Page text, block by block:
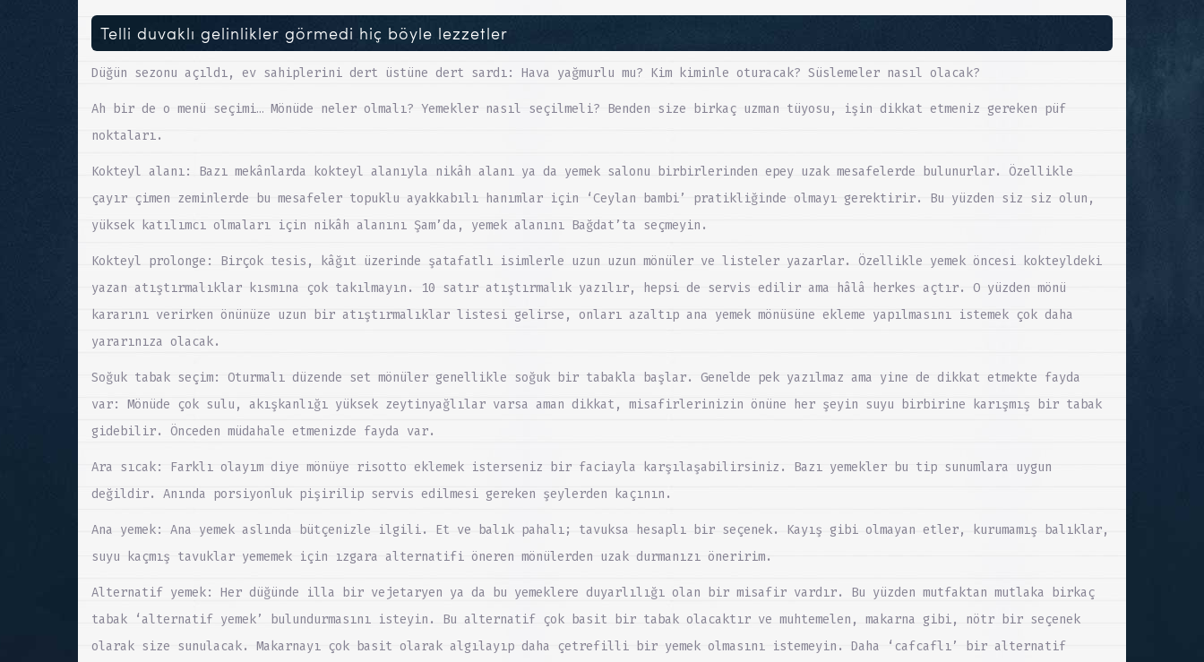
Telli duvaklı gelinlikler görmedi hiç böyle lezzetler
Düğün sezonu açıldı, ev sahiplerini dert üstüne dert sardı: Hava yağmurlu mu? Kim kiminle oturacak? Süslemeler nasıl olacak?
Ah bir de o menü seçimi… Mönüde neler olmalı? Yemekler nasıl seçilmeli? Benden size birkaç uzman tüyosu, işin dikkat etmeniz gereken püf
noktaları.
Kokteyl alanı: Bazı mekânlarda kokteyl alanıyla nikâh alanı ya da yemek salonu birbirlerinden epey uzak mesafelerde bulunurlar. Özellikle
çayır çimen zeminlerde bu mesafeler topuklu ayakkabılı hanımlar için ‘Ceylan bambi’ pratikliğinde olmayı gerektirir. Bu yüzden siz siz olun,
yüksek katılımcı olmaları için nikâh alanını Şam’da, yemek alanını Bağdat’ta seçmeyin.
Kokteyl prolonge: Birçok tesis, kâğıt üzerinde şatafatlı isimlerle uzun uzun mönüler ve listeler yazarlar. Özellikle yemek öncesi kokteyldeki
yazan atıştırmalıklar kısmına çok takılmayın. 10 satır atıştırmalık yazılır, hepsi de servis edilir ama hâlâ herkes açtır. O yüzden mönü
kararını verirken önünüze uzun bir atıştırmalıklar listesi gelirse, onları azaltıp ana yemek mönüsüne ekleme yapılmasını istemek çok daha
yararınıza olacak.
Soğuk tabak seçim: Oturmalı düzende set mönüler genellikle soğuk bir tabakla başlar. Genelde pek yazılmaz ama yine de dikkat etmekte fayda
var: Mönüde çok sulu, akışkanlığı yüksek zeytinyağlılar varsa aman dikkat, misafirlerinizin önüne her şeyin suyu birbirine karışmış bir tabak
gidebilir. Önceden müdahale etmenizde fayda var.
Ara sıcak: Farklı olayım diye mönüye risotto eklemek isterseniz bir faciayla karşılaşabilirsiniz. Bazı yemekler bu tip sunumlara uygun
değildir. Anında porsiyonluk pişirilip servis edilmesi gereken şeylerden kaçının.
Ana yemek: Ana yemek aslında bütçenizle ilgili. Et ve balık pahalı; tavuksa hesaplı bir seçenek. Kayış gibi olmayan etler, kurumamış balıklar,
suyu kaçmış tavuklar yememek için ızgara alternatifi öneren mönülerden uzak durmanızı öneririm.
Alternatif yemek: Her düğünde illa bir vejetaryen ya da bu yemeklere duyarlılığı olan bir misafir vardır. Bu yüzden mutfaktan mutlaka birkaç
tabak ‘alternatif yemek’ bulundurmasını isteyin. Bu alternatif çok basit bir tabak olacaktır ve muhtemelen, makarna gibi, nötr bir seçenek
olarak size sunulacak. Makarnayı çok basit olarak algılayıp daha çetrefilli bir yemek olmasını istemeyin. Daha ‘cafcaflı’ bir alternatif